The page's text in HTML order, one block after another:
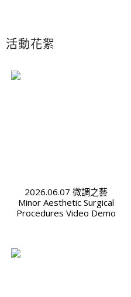
活動花絮
2026.06.07 微調之藝
Minor Aesthetic Surgical
Procedures Video Demo